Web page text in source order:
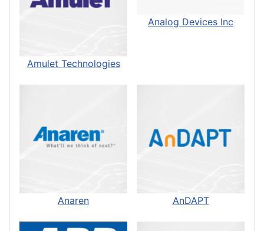
Amulet Technologies
Analog Devices Inc
Anaren AnDAPT